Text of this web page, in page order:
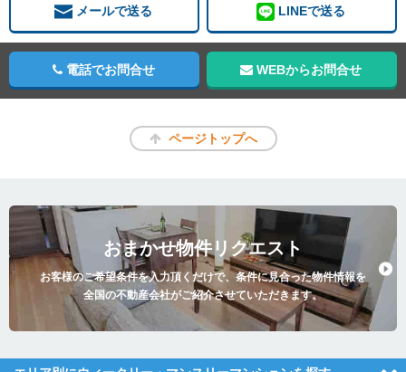
メールで送る LINEで送る
電話でお問合せ WEBからお問合せ
ページトップへ
おまかせ物件リクエスト
お客様のご希望条件を入力頂くだけで、条件に見合った物件情報を
全国の不動産会社がご紹介させていただきます。